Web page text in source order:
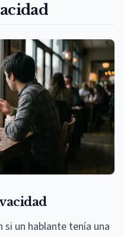
si un hablante tenía una